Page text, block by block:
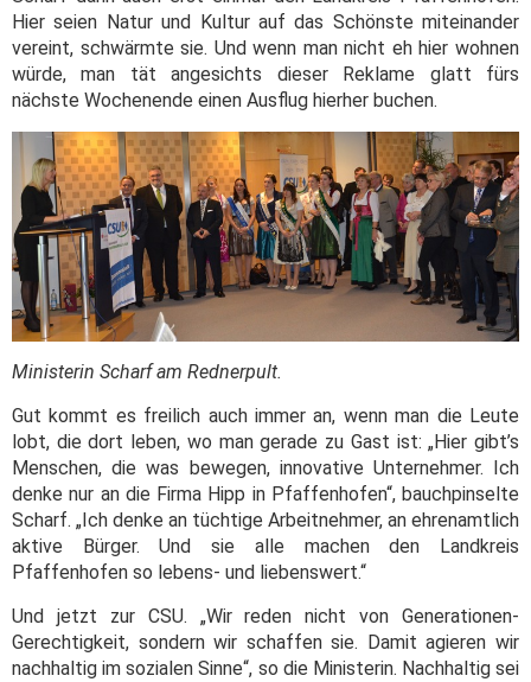
Hier seien Natur und Kultur auf das Schönste miteinander
vereint, schwärmte sie. Und wenn man nicht eh hier wohnen
würde, man tät angesichts dieser Reklame glatt fürs
nächste Wochenende einen Ausflug hierher buchen.
Ministerin Scharf am Rednerpult.
Gut kommt es freilich auch immer an, wenn man die Leute
lobt, die dort leben, wo man gerade zu Gast ist: „Hier gibt’s
Menschen, die was bewegen, innovative Unternehmer. Ich
denke nur an die Firma Hipp in Pfaffenhofen“, bauchpinselte
Scharf. „Ich denke an tüchtige Arbeitnehmer, an ehrenamtlich
aktive Bürger. Und sie alle machen den Landkreis
Pfaffenhofen so lebens- und liebenswert.“
Und jetzt zur CSU. „Wir reden nicht von Generationen-
Gerechtigkeit, sondern wir schaffen sie. Damit agieren wir
nachhaltig im sozialen Sinne“, so die Ministerin. Nachhaltig sei